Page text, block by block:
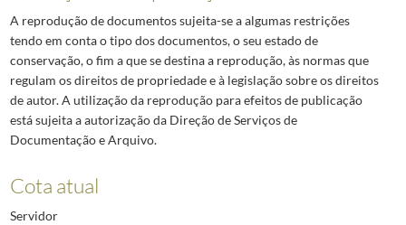
A reprodução de documentos sujeita-se a algumas restrições
tendo em conta o tipo dos documentos, o seu estado de
conservação, o fim a que se destina a reprodução, às normas que
regulam os direitos de propriedade e à legislação sobre os direitos
de autor. A utilização da reprodução para efeitos de publicação
está sujeita a autorização da Direção de Serviços de
Documentação e Arquivo.
Cota atual
Servidor